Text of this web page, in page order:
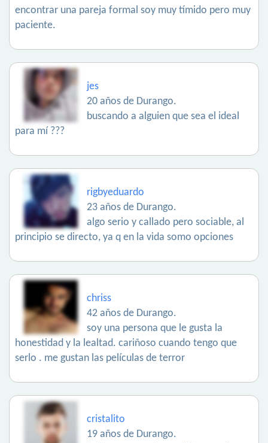
encontrar una pareja formal soy muy tímido pero muy
paciente.
jes
20 años de Durango.
buscando a alguien que sea el ideal
para mí ???
rigbyeduardo
23 años de Durango.
algo serio y callado pero sociable, al
principio se directo, ya q en la vida somo opciones
chriss
42 años de Durango.
soy una persona que le gusta la
honestidad y la lealtad. cariñoso cuando tengo que
serlo . me gustan las películas de terror
cristalito
19 años de Durango.